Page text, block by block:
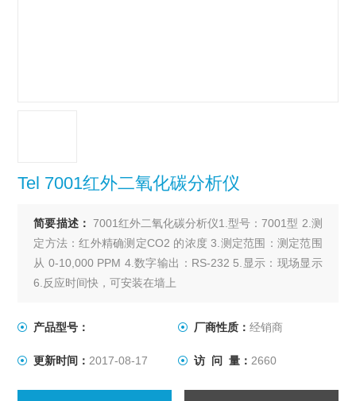
Tel 7001红外二氧化碳分析仪
简要描述： 7001红外二氧化碳分析仪1.型号：7001型 2.测
定方法：红外精确测定CO2 的浓度 3.测定范围：测定范围
从 0-10,000 PPM 4.数字输出：RS-232 5.显示：现场显示
6.反应时间快，可安装在墙上
产品型号： 厂商性质： 经销商
更新时间： 2017-08-17 访 问 量： 2660